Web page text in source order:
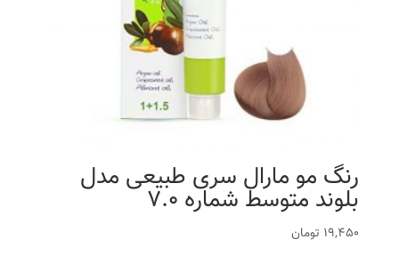
رنگ مو مارال سری طبیعی مدل
بلوند متوسط شماره 7.0
19,450 تومان